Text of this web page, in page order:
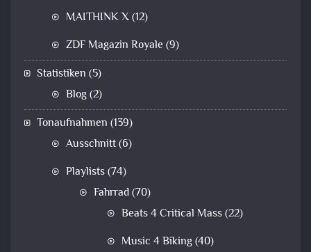
MAITHINK X(12)
ZDF Magazin Royale (9)
Statistiken (5)
Blog(2)
Tonaufnahmen (139)
Ausschnitt(6)
Playlists(74)
Fahrrad(70)
Beats 4 Critical Mass(22)
Music 4 Biking(40)